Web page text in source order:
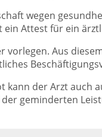
wegen
Attest für ein
vorlegen. Aus
kann der Arzt auch
geminderten